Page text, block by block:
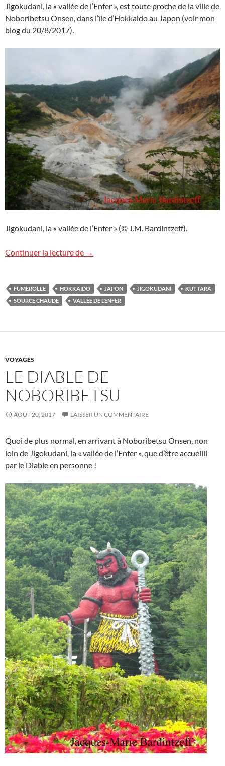
Jigokudani, la « vallée de l’Enfer », est toute proche de la ville de
Noboribetsu Onsen, dans l’île d’Hokkaido au Japon (voir mon
blog du 20/8/2017).
Jigokudani, la « vallée de l’Enfer » (© J.M. Bardintzeff).
Continuer la lecture de Jigokudani, la « vallée de l’Enfer »
→
FUMEROLLE HOKKAIDO JAPON JIGOKUDANI
KUTTARA
SOURCE CHAUDE
VALLÉE DE L’ENFER
VOYAGES
LE DIABLE DE
NOBORIBETSU
AOÛT 20, 2017 LAISSER UN COMMENTAIRE
Quoi de plus normal, en arrivant à Noboribetsu Onsen, non
loin de Jigokudani, la « vallée de l’Enfer », que d’être accueilli
par le Diable en personne !